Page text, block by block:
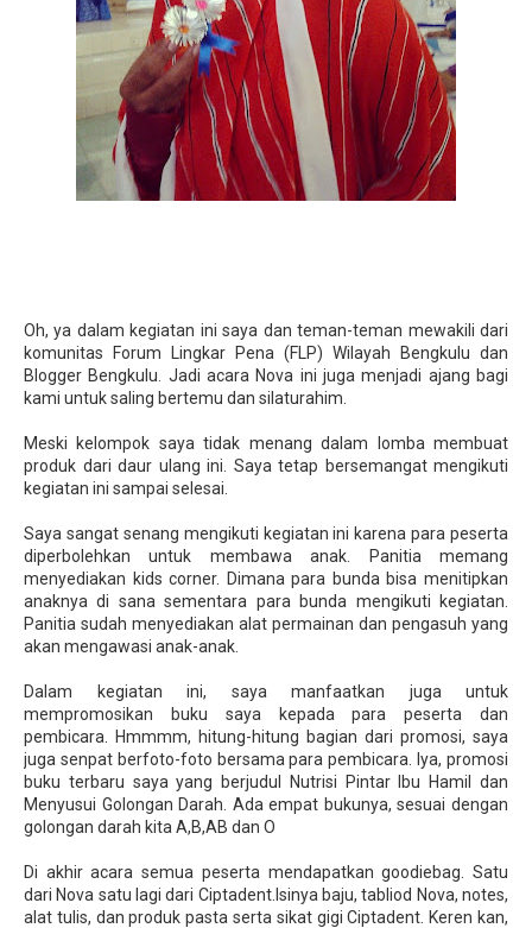
Oh, ya dalam kegiatan ini saya dan teman-teman mewakili dari
komunitas Forum Lingkar Pena (FLP) Wilayah Bengkulu dan
Blogger Bengkulu. Jadi acara Nova ini juga menjadi ajang bagi
kami untuk saling bertemu dan silaturahim.
Meski kelompok saya tidak menang dalam lomba membuat
produk dari daur ulang ini. Saya tetap bersemangat mengikuti
kegiatan ini sampai selesai.
Saya sangat senang mengikuti kegiatan ini karena para peserta
diperbolehkan untuk membawa anak. Panitia memang
menyediakan kids corner. Dimana para bunda bisa menitipkan
anaknya di sana sementara para bunda mengikuti kegiatan.
Panitia sudah menyediakan alat permainan dan pengasuh yang
akan mengawasi anak-anak.
Dalam kegiatan ini, saya manfaatkan juga untuk
mempromosikan buku saya kepada para peserta dan
pembicara. Hmmmm, hitung-hitung bagian dari promosi, saya
juga senpat berfoto-foto bersama para pembicara. Iya, promosi
buku terbaru saya yang berjudul Nutrisi Pintar Ibu Hamil dan
Menyusui Golongan Darah. Ada empat bukunya, sesuai dengan
golongan darah kita A,B,AB dan O
Di akhir acara semua peserta mendapatkan goodiebag. Satu
dari Nova satu lagi dari Ciptadent.Isinya baju, tabliod Nova, notes,
alat tulis, dan produk pasta serta sikat gigi Ciptadent. Keren kan,